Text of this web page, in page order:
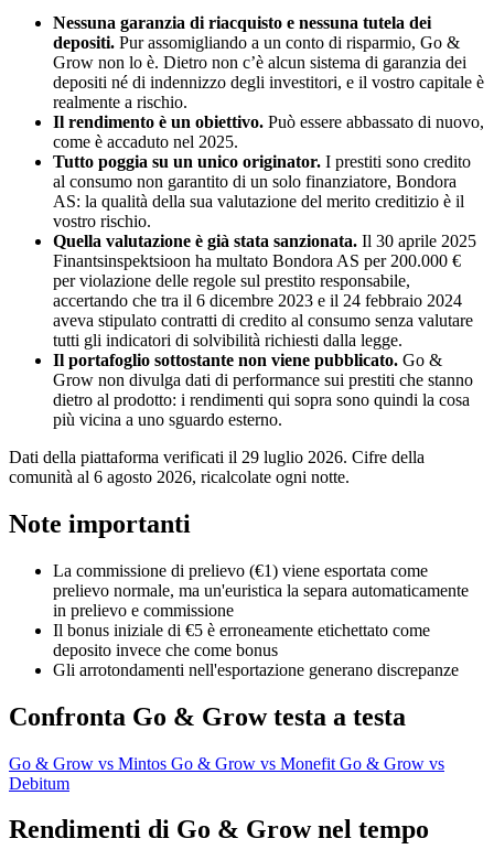
Nessuna garanzia di riacquisto e nessuna tutela dei
depositi. Pur assomigliando a un conto di risparmio, Go &
Grow non lo è. Dietro non c’è alcun sistema di garanzia dei
depositi né di indennizzo degli investitori, e il vostro capitale è
realmente a rischio.
Il rendimento è un obiettivo. Può essere abbassato di nuovo,
come è accaduto nel 2025.
Tutto poggia su un unico originator. I prestiti sono credito
al consumo non garantito di un solo finanziatore, Bondora
AS: la qualità della sua valutazione del merito creditizio è il
vostro rischio.
Quella valutazione è già stata sanzionata. Il 30 aprile 2025
Finantsinspektsioon ha multato Bondora AS per 200.000 €
per violazione delle regole sul prestito responsabile,
accertando che tra il 6 dicembre 2023 e il 24 febbraio 2024
aveva stipulato contratti di credito al consumo senza valutare
tutti gli indicatori di solvibilità richiesti dalla legge.
Il portafoglio sottostante non viene pubblicato. Go &
Grow non divulga dati di performance sui prestiti che stanno
dietro al prodotto: i rendimenti qui sopra sono quindi la cosa
più vicina a uno sguardo esterno.
Dati della piattaforma verificati il 29 luglio 2026. Cifre della
comunità al 6 agosto 2026, ricalcolate ogni notte.
Note importanti
La commissione di prelievo (€1) viene esportata come
prelievo normale, ma un'euristica la separa automaticamente
in prelievo e commissione
Il bonus iniziale di €5 è erroneamente etichettato come
deposito invece che come bonus
Gli arrotondamenti nell'esportazione generano discrepanze
Confronta Go & Grow testa a testa
Go & Grow vs Mintos Go & Grow vs Monefit Go & Grow vs
Debitum
Rendimenti di Go & Grow nel tempo